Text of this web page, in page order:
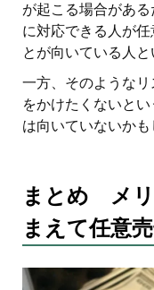
が起こる場合があ
に対応できる人が
とが向いている人と
一方、そのような
をかけたくないと
は向いていないかも
まとめ メリ
まえて任意